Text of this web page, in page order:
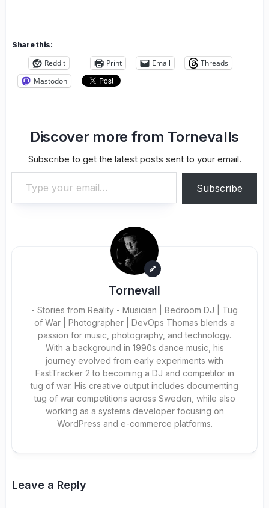
Share this:
Reddit Print Email
Threads
Mastodon
Discover more from Tornevalls
Subscribe to get the latest posts sent to your email.
Type your email…
Subscribe
Tornevall
- Stories from Reality - Musician | Bedroom DJ | Tug
of War | Photographer | DevOps Thomas blends a
passion for music, photography, and technology.
With a background in 1990s dance music, his
journey evolved from early experiments with
FastTracker 2 to becoming a DJ and competitor in
tug of war. His creative output includes documenting
tug of war competitions across Sweden, while also
working as a systems developer focusing on
WordPress and e-commerce platforms.
Leave a Reply